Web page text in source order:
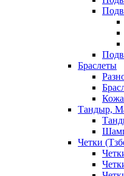
Браслеты
Тандыр,
Четки